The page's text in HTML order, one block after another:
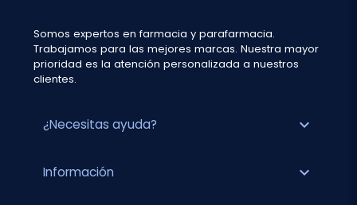
Somos expertos en farmacia y parafarmacia.
Trabajamos para las mejores marcas. Nuestra mayor
prioridad es la atención personalizada a nuestros
clientes.
¿Necesitas ayuda? expand_more
Información expand_more